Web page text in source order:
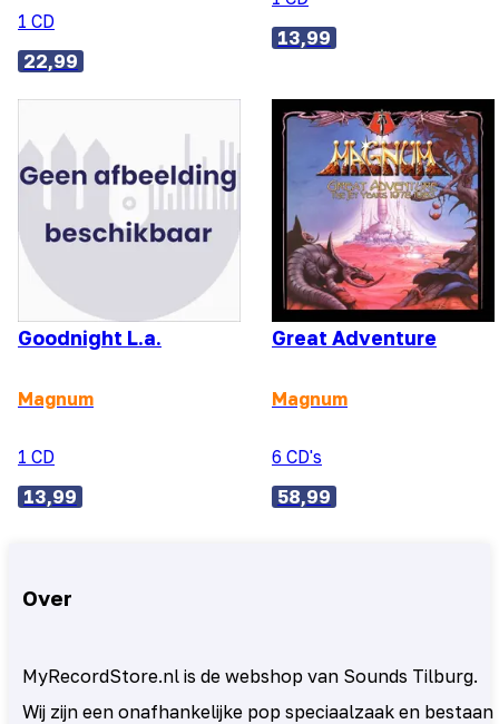
1 CD
22,99
13,99
Goodnight L.a.
Magnum
1 CD
13,99
Great Adventure
Magnum
6 CD's
58,99
Over
MyRecordStore.nl is de webshop van Sounds Tilburg.
Wij zijn een onafhankelijke pop speciaalzaak en bestaan